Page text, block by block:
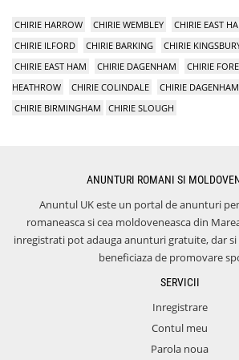
CHIRIE HARROW CHIRIE WEMBLEY CHIRIE EAST
CHIRIE ILFORD
CHIRIE BARKING CHIRIE
CHIRIE EAST HAM
CHIRIE DAGENHAM CHIRIE
HEATHROW
CHIRIE COLINDALE CHIRIE DAGENHAM
CHIRIE BIRMINGHAM
CHIRIE SLOUGH
ANUNTURI ROMANI SI
Anuntul UK este un portal de anunturi
romaneasca si cea moldoveneasca din
inregistrati pot adauga anunturi gratuite, dar
beneficiaza de promovare
SERVICII
Inregistrare
Contul meu
Parola noua